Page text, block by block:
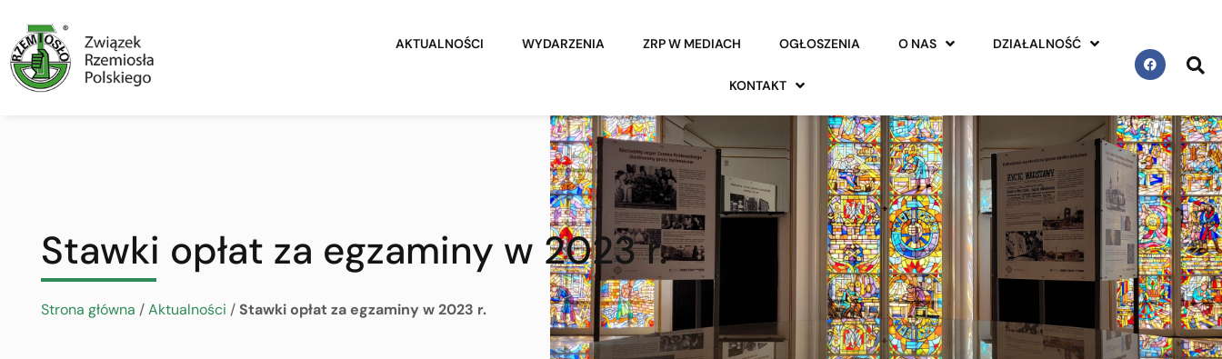
AKTUALNOŚCI WYDARZENIA ZRP W MEDIACH OGŁOSZENIA O NAS DZIAŁALNOŚĆ
KONTAKT
Stawki opłat za egzaminy w 2023 r.
Strona główna /Aktualności /Stawki opłat za egzaminy w 2023 r.